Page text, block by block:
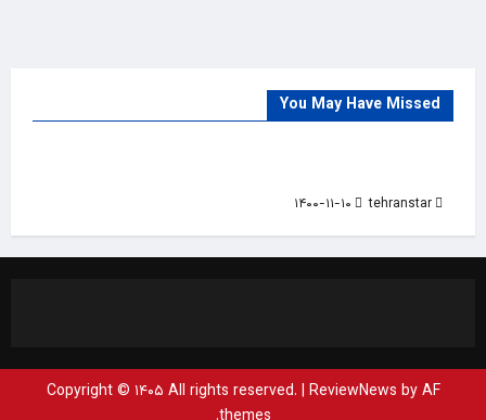
You May Have Missed
Countries
India
Trade Source
tehranstar
Copyright © ۱۴۰۵ All rights reserved. | ReviewNews by AF